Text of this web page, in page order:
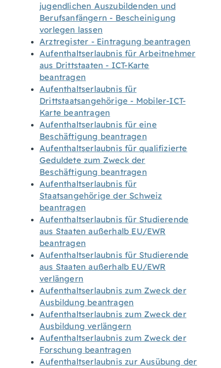
jugendlichen Auszubildenden und
Berufsanfängern - Bescheinigung
vorlegen lassen
Arztregister - Eintragung beantragen
Aufenthaltserlaubnis für Arbeitnehmer
aus Drittstaaten - ICT-Karte
beantragen
Aufenthaltserlaubnis für
Drittstaatsangehörige - Mobiler-ICT-
Karte beantragen
Aufenthaltserlaubnis für eine
Beschäftigung beantragen
Aufenthaltserlaubnis für qualifizierte
Geduldete zum Zweck der
Beschäftigung beantragen
Aufenthaltserlaubnis für
Staatsangehörige der Schweiz
beantragen
Aufenthaltserlaubnis für Studierende
aus Staaten außerhalb EU/EWR
beantragen
Aufenthaltserlaubnis für Studierende
aus Staaten außerhalb EU/EWR
verlängern
Aufenthaltserlaubnis zum Zweck der
Ausbildung beantragen
Aufenthaltserlaubnis zum Zweck der
Ausbildung verlängern
Aufenthaltserlaubnis zum Zweck der
Forschung beantragen
Aufenthaltserlaubnis zur Ausübung der